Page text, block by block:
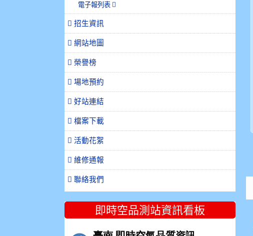
電子報列表
招生資訊
網站地圖
榮譽榜
場地預約
好站連結
檔案下載
活動花絮
維修通報
聯絡我們
即時空品測站資訊看板